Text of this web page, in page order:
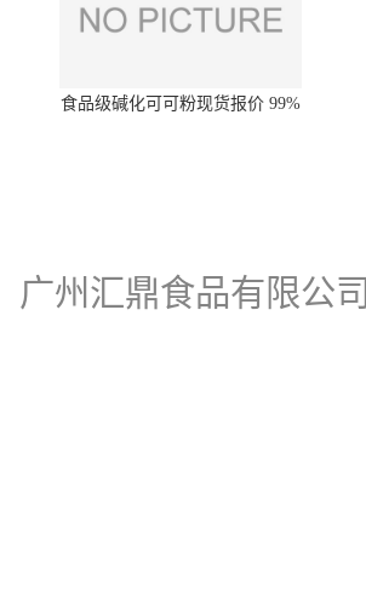
食品级碱化可可粉现货报价 99%
广州汇鼎食品有限公司